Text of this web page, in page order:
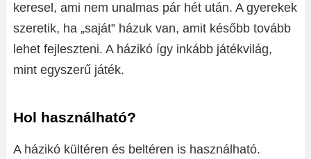
keresel, ami nem unalmas pár hét után. A gyerekek
szeretik, ha „saját” házuk van, amit később tovább
lehet fejleszteni. A házikó így inkább játékvilág,
mint egyszerű játék.
Hol használható?
A házikó kültéren és beltéren is használható.